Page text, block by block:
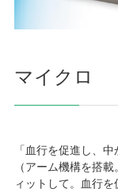
マイクロ
「血行を促進し、中
（アーム機構を搭
ィットして。血行